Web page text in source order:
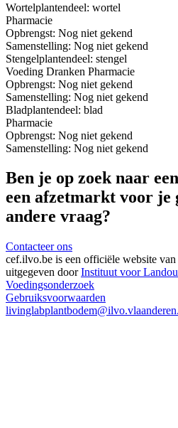
Wortelplantendeel: wortel
Pharmacie
Opbrengst: Nog niet gekend
Samenstelling: Nog niet gekend
Stengelplantendeel: stengel
Voeding Dranken Pharmacie
Opbrengst: Nog niet gekend
Samenstelling: Nog niet gekend
Bladplantendeel: blad
Pharmacie
Opbrengst: Nog niet gekend
Samenstelling: Nog niet gekend
Ben je op zoek naar
een afzetmarkt voor je
andere vraag?
Contacteer ons
cef.ilvo.be is een officiële website
uitgegeven doorInstituut voor
Voedingsonderzoek
Gebruiksvoorwaarden